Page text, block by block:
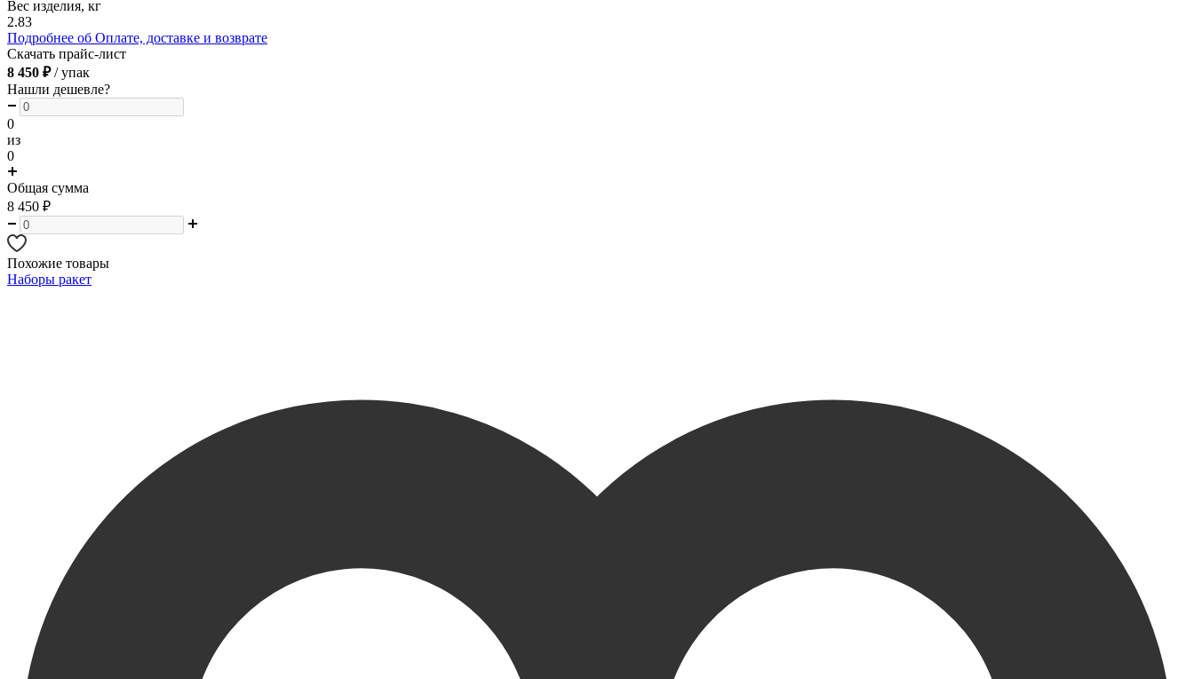
Вес изделия, кг
2.83
Подробнее об Оплате, доставке и возврате
Скачать прайс-лист
8 450 ₽ / упак
Нашли дешевле?
0
из
0
Общая сумма
8 450 ₽
Похожие товары
Наборы ракет